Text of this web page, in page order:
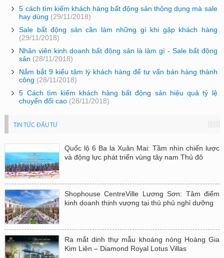
5 cách tìm kiếm khách hàng bất động sản thông dụng mà sale
hay dùng (29/11/2018)
Sale bất động sản cần làm những gì khi gặp khách hàng
(29/11/2018)
Nhân viên kinh doanh bất động sản là làm gì - Sale bất động
sản (28/11/2018)
Nắm bắt 9 kiểu tâm lý khách hàng để tư vấn bán hàng thành
công (28/11/2018)
5 Cách tìm kiếm khách hàng bất động sản hiệu quả tỷ lệ
chuyển đổi cao (28/11/2018)
TIN TỨC ĐẦU TƯ
Quốc lộ 6 Ba la Xuân Mai: Tầm nhìn chiến lược
và động lực phát triển vùng tây nam Thủ đô
Shophouse CentreVille Lương Sơn: Tâm điểm
kinh doanh thịnh vượng tại thủ phủ nghỉ dưỡng
Ra mắt dinh thự mẫu khoáng nóng Hoàng Gia
Kim Liên – Diamond Royal Lotus Villas